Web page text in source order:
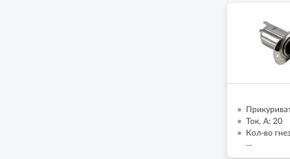
Ток, А: 20
Кол-во
...